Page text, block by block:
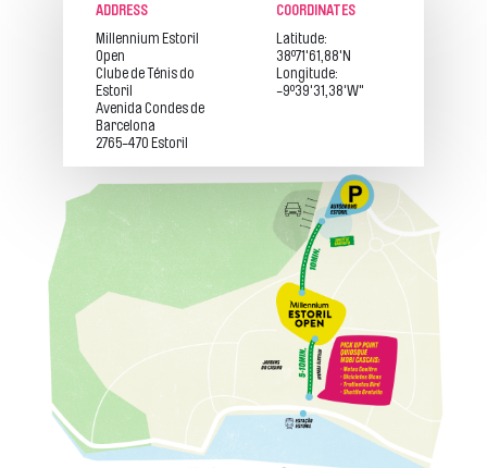
COMO CHEGAR
RESTAURAÇÃO
MAPA DO RECINTO
CONTACTOS
VISIT CASCAIS
NEWSLETTER
ADDRESS
Millennium Estoril
Open
Clube de Ténis do
Estoril
Avenida Condes de
Barcelona
2765-470 Estoril
COORDINATES
Latitude:
38º71'61,88'N
Longitude:
-9º39'31,38'W"